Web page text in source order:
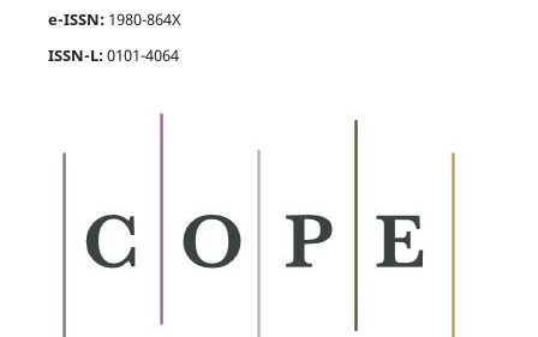
e-ISSN: 1980-864X
ISSN-L:0101-4064